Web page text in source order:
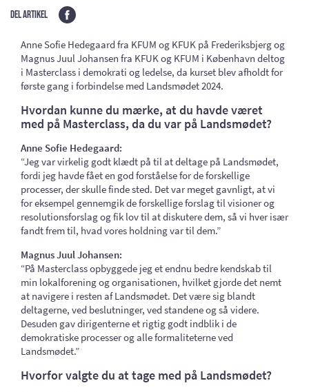
Del artikel
Anne Sofie Hedegaard fra KFUM og KFUK på Frederiksbjerg og
Magnus Juul Johansen fra KFUK og KFUM i København deltog
i Masterclass i demokrati og ledelse, da kurset blev afholdt for
første gang i forbindelse med Landsmødet 2024.
Hvordan kunne du mærke, at du havde været
med på Masterclass, da du var på Landsmødet?
Anne Sofie Hedegaard:
“Jeg var virkelig godt klædt på til at deltage på Landsmødet,
fordi jeg havde fået en god forståelse for de forskellige
processer, der skulle finde sted. Det var meget gavnligt, at vi
for eksempel gennemgik de forskellige forslag til visioner og
resolutionsforslag og fik lov til at diskutere dem, så vi hver især
fandt frem til, hvad vores holdning var til dem.”
Magnus Juul Johansen:
“På Masterclass opbyggede jeg et endnu bedre kendskab til
min lokalforening og organisationen, hvilket gjorde det nemt
at navigere i resten af Landsmødet. Det være sig blandt
deltagerne, ved beslutninger, ved standene og så videre.
Desuden gav dirigenterne et rigtig godt indblik i de
demokratiske processer og alle formaliteterne ved
Landsmødet.”
Hvorfor valgte du at tage med på Landsmødet?